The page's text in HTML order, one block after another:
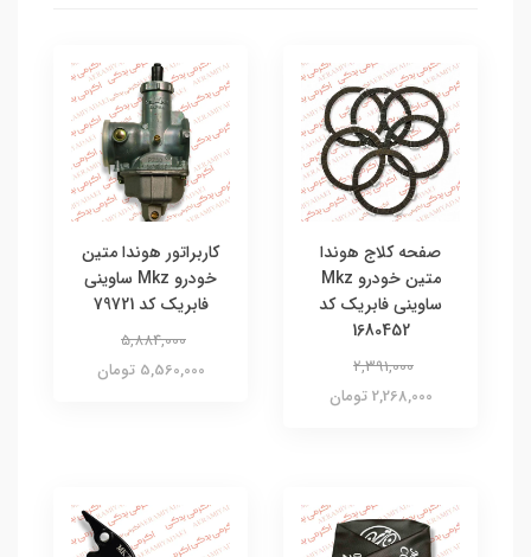
صفحه کلاج هوندا
متین خودرو Mkz
ساوینی فابریک کد
1680452
2,391,000
2,268,000 تومان
کاربراتور هوندا متین
خودرو Mkz ساوینی
فابریک کد 79721
5,884,000
5,560,000 تومان